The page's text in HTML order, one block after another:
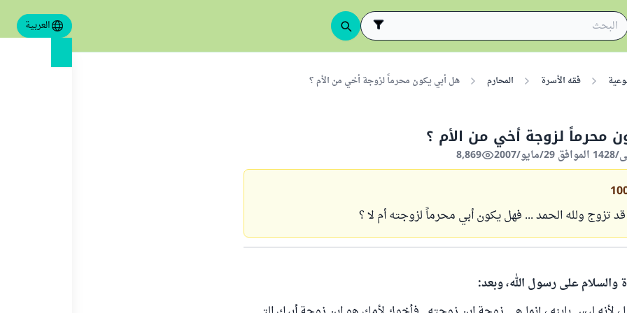
العربية
فقه الأسرة المحارم هل أبي يكون محرماً لزوجة أخي من الأم ؟
محرماً لزوجة أخي من الأم ؟
8,869
تزوج ولله الحمد ... فهل يكون أبي محرماً لزوجته أم لا ؟
والسلام على رسول الله، وبعد: